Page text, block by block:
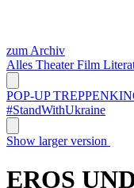
zum Archiv
Alles TheaterFilm
POP-UP
#StandWithUkraine
Show larger version
EROS